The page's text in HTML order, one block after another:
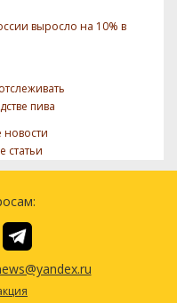
выросло на 10% в
пива
новости
статьи